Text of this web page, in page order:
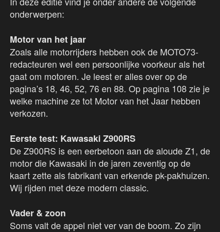
onderwerpen:
Motor van het jaar
Zoals alle motorrijders hebben ook de MOTO73-
redacteuren wel een persoonlijke voorkeur als het
gaat om motoren. Je leest er alles over op de
pagina’s 18, 46, 52, 76 en 88. Op pagina 108 zie je
welke machine ze tot Motor van het Jaar hebben
verkozen.
Eerste test: Kawasaki Z900RS
De Z900RS is een eerbetoon aan de aloude Z1, de
motor die Kawasaki in de jaren zeventig op de
kaart zette als fabrikant van erkende pk-pakhuizen.
Wij rijden met deze modern classic.
Vader & zoon
Soms valt de appel niet ver van de boom. Zo zijn